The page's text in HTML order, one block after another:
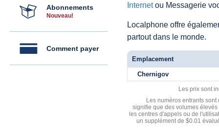
Abonnements
Nouveau!
Comment payer
Internetou Messagerie
Localphone offre
partout dans le monde.
Emplacement
Chernigov
Les prix sont
Les numéros entrants
signifie que des volumes
les centres d'appels ou de
un supplément de $0.01